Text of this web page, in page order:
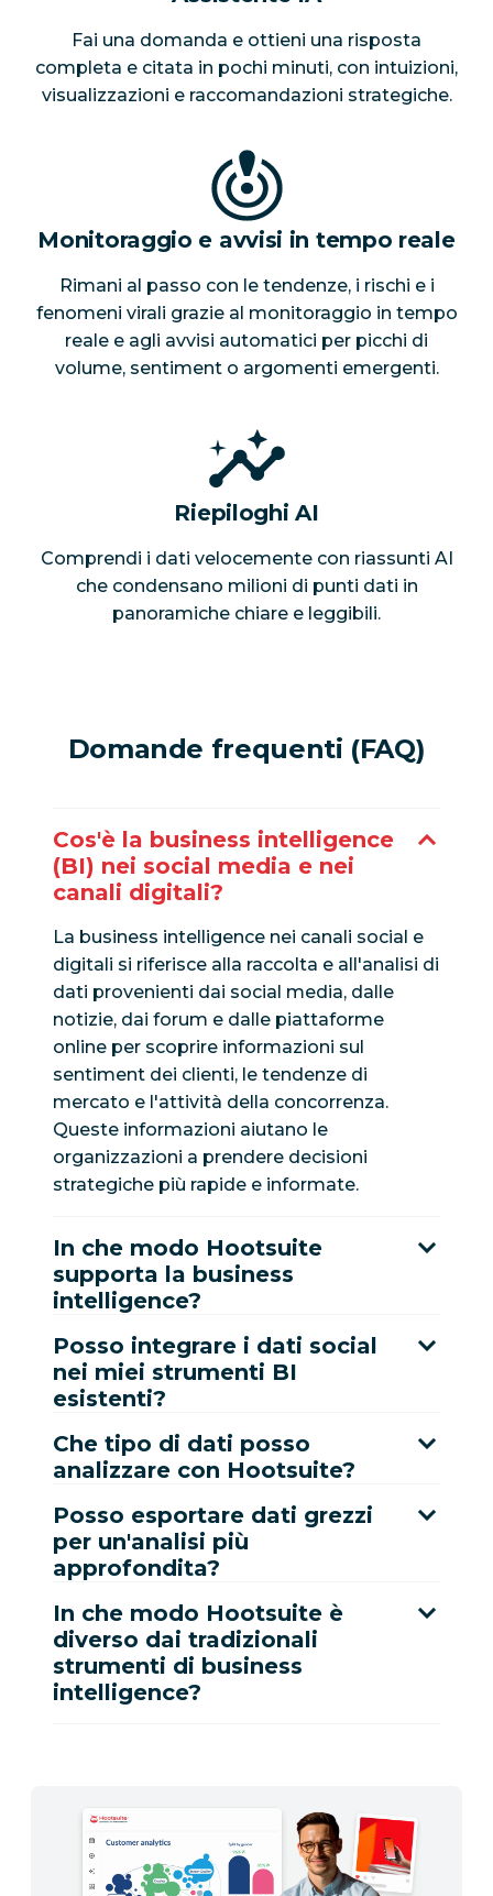
Fai una domanda e ottieni una risposta
completa e citata in pochi minuti, con intuizioni,
visualizzazioni e raccomandazioni strategiche.
Monitoraggio e avvisi in tempo reale
Rimani al passo con le tendenze, i rischi e i
fenomeni virali grazie al monitoraggio in tempo
reale e agli avvisi automatici per picchi di
volume, sentiment o argomenti emergenti.
Riepiloghi AI
Comprendi i dati velocemente con riassunti AI
che condensano milioni di punti dati in
panoramiche chiare e leggibili.
Domande frequenti (FAQ)
Cos'è la business intelligence
(BI) nei social media e nei
canali digitali?
La business intelligence nei canali social e
digitali si riferisce alla raccolta e all'analisi di
dati provenienti dai social media, dalle
notizie, dai forum e dalle piattaforme
online per scoprire informazioni sul
sentiment dei clienti, le tendenze di
mercato e l'attività della concorrenza.
Queste informazioni aiutano le
organizzazioni a prendere decisioni
strategiche più rapide e informate.
In che modo Hootsuite
supporta la business
intelligence?
Posso integrare i dati social
nei miei strumenti BI
esistenti?
Che tipo di dati posso
analizzare con Hootsuite?
Posso esportare dati grezzi
per un'analisi più
approfondita?
In che modo Hootsuite è
diverso dai tradizionali
strumenti di business
intelligence?